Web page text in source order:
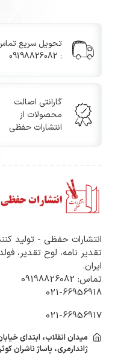
تحویل سریع
: 09198826082
گارانتی اصالت
محصولات از
انتشارات حفظی
انتشارات حفظی - تولید
تقدیر نامه، لوح تقدیر،
ایران.
تماس: 09198826082
021-66956918
021-66956917
میدان انقلاب، ابتدای
ژاندارمری، پاساژ ناشران